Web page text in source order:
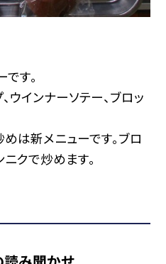
す。
ウインナーソテー、ブロッ
は新メニューです。ブロ
クで炒めます。